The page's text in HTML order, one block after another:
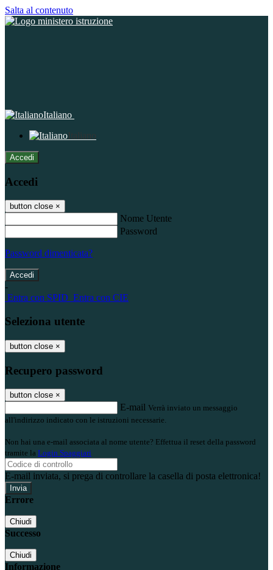
Salta al contenuto
Italiano
Italiano
Accedi
Accedi
button close ×
Nome Utente
Password
Password dimenticata?
-
Entra con SPID Entra con CIE
Seleziona utente
button close ×
Recupero password
button close ×
E-mail Verrà inviato un messaggio
all'indirizzo indicato con le istruzioni necessarie.
Non hai una e-mail associata al nome utente? Effettua il reset della password
tramite la Login Spaggiari
E-mail inviata, si prega di controllare la casella di posta elettronica!
Errore
Chiudi
Successo
Chiudi
Informazione